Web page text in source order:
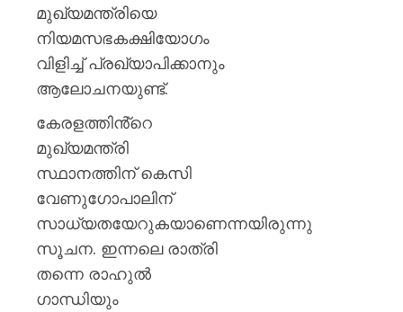
മുഖ്യമന്ത്രിയെ
നിയമസഭകക്ഷിയോഗം
വിളിച്ച് പ്രഖ്യാപിക്കാനും
ആലോചനയുണ്ട്.
കേരളത്തിൻ്റെ
മുഖ്യമന്ത്രി
സ്ഥാനത്തിന് കെസി
വേണുഗോപാലിന്
സാധ്യതയേറുകയാണെന്നയിരുന്നു
സൂചന. ഇന്നലെ രാത്രി
തന്നെ രാഹുല്‍
ഗാന്ധിയും